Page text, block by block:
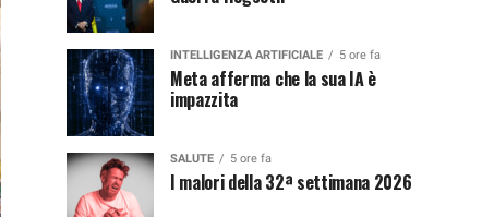
INTELLIGENZA ARTIFICIALE 5 ore fa
Meta afferma che la sua IA è
impazzita
SALUTE 5 ore fa
I malori della 32ª settimana 2026